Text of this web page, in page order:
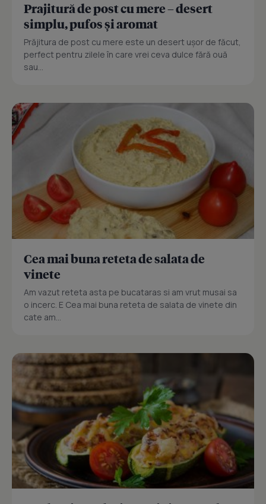
Prajitură de post cu mere – desert
simplu, pufos și aromat
Prăjitura de post cu mere este un desert ușor de făcut,
perfect pentru zilele în care vrei ceva dulce fără ouă
sau...
Cea mai buna reteta de salata de
vinete
Am vazut reteta asta pe bucataras si am vrut musai sa
o incerc. E Cea mai buna reteta de salata de vinete din
cate am...